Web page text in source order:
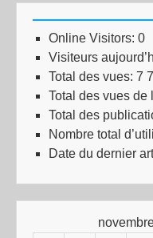
Online Visitors: 0
Visiteurs
Total des vues: 7
Total des vues de
Total des
Nombre total
Date du dernier